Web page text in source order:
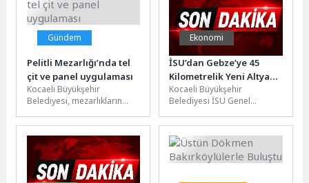
Gündem
Pelitli Mezarlığı’nda tel
çit ve panel uygulaması
Kocaeli Büyükşehir
Belediyesi, mezarlıkların
görünüme kavuşması
amacıyla yürüttüğü çevre
düzenleme çalışmalarını...
Ekonomi
İSU’dan Gebze’ye 45
Kilometrelik Yeni Altyapı
Yatırımı
Kocaeli Büyükşehir
Belediyesi İSU Genel
ilçesinde eş zamanlı olarak
sürdürdüğü altyapı
yatırımları...